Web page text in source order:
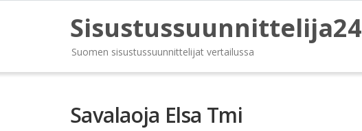
Sisustussuunnittelija24
Suomen sisustussuunnittelijat vertailussa
Savalaoja Elsa Tmi